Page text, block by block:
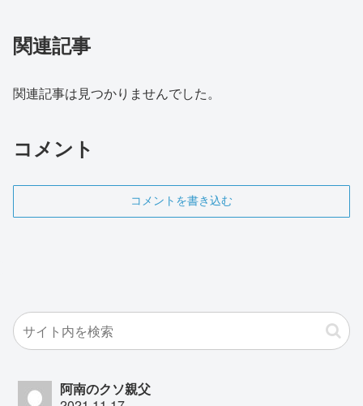
関連記事
関連記事は見つかりませんでした。
コメント
コメントを書き込む
阿南のクソ親父